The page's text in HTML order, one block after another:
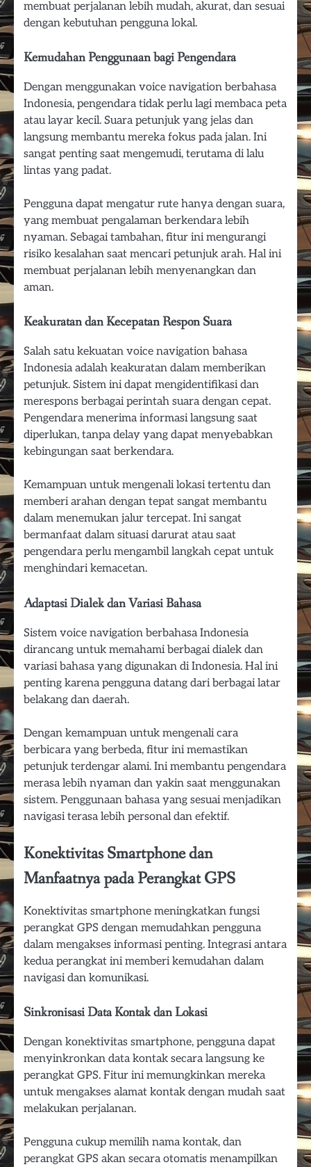
membuat perjalanan lebih mudah, akurat, dan sesuai
dengan kebutuhan pengguna lokal.
Kemudahan Penggunaan bagi Pengendara
Dengan menggunakan voice navigation berbahasa
Indonesia, pengendara tidak perlu lagi membaca peta
atau layar kecil. Suara petunjuk yang jelas dan
langsung membantu mereka fokus pada jalan. Ini
sangat penting saat mengemudi, terutama di lalu
lintas yang padat.
Pengguna dapat mengatur rute hanya dengan suara,
yang membuat pengalaman berkendara lebih
nyaman. Sebagai tambahan, fitur ini mengurangi
risiko kesalahan saat mencari petunjuk arah. Hal ini
membuat perjalanan lebih menyenangkan dan
aman.
Keakuratan dan Kecepatan Respon Suara
Salah satu kekuatan voice navigation bahasa
Indonesia adalah keakuratan dalam memberikan
petunjuk. Sistem ini dapat mengidentifikasi dan
merespons berbagai perintah suara dengan cepat.
Pengendara menerima informasi langsung saat
diperlukan, tanpa delay yang dapat menyebabkan
kebingungan saat berkendara.
Kemampuan untuk mengenali lokasi tertentu dan
memberi arahan dengan tepat sangat membantu
dalam menemukan jalur tercepat. Ini sangat
bermanfaat dalam situasi darurat atau saat
pengendara perlu mengambil langkah cepat untuk
menghindari kemacetan.
Adaptasi Dialek dan Variasi Bahasa
Sistem voice navigation berbahasa Indonesia
dirancang untuk memahami berbagai dialek dan
variasi bahasa yang digunakan di Indonesia. Hal ini
penting karena pengguna datang dari berbagai latar
belakang dan daerah.
Dengan kemampuan untuk mengenali cara
berbicara yang berbeda, fitur ini memastikan
petunjuk terdengar alami. Ini membantu pengendara
merasa lebih nyaman dan yakin saat menggunakan
sistem. Penggunaan bahasa yang sesuai menjadikan
navigasi terasa lebih personal dan efektif.
Konektivitas Smartphone dan
Manfaatnya pada Perangkat GPS
Konektivitas smartphone meningkatkan fungsi
perangkat GPS dengan memudahkan pengguna
dalam mengakses informasi penting. Integrasi antara
kedua perangkat ini memberi kemudahan dalam
navigasi dan komunikasi.
Sinkronisasi Data Kontak dan Lokasi
Dengan konektivitas smartphone, pengguna dapat
menyinkronkan data kontak secara langsung ke
perangkat GPS. Fitur ini memungkinkan mereka
untuk mengakses alamat kontak dengan mudah saat
melakukan perjalanan.
Pengguna cukup memilih nama kontak, dan
perangkat GPS akan secara otomatis menampilkan